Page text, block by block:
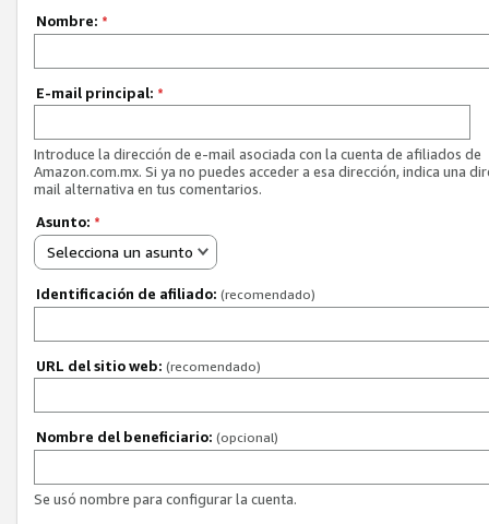
Nombre: *
E-mail principal: *
Introduce la dirección de e-mail asociada con la cuenta de afiliados de
Amazon.com.mx. Si ya no puedes acceder a esa dirección, indica una
mail alternativa en tus comentarios.
Asunto: *
Selecciona un asunto
Identificación de afiliado: (recomendado)
URL del sitio web: (recomendado)
Nombre del beneficiario: (opcional)
Se usó nombre para configurar la cuenta.